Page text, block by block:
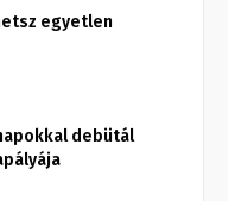
egyetlen
debütál